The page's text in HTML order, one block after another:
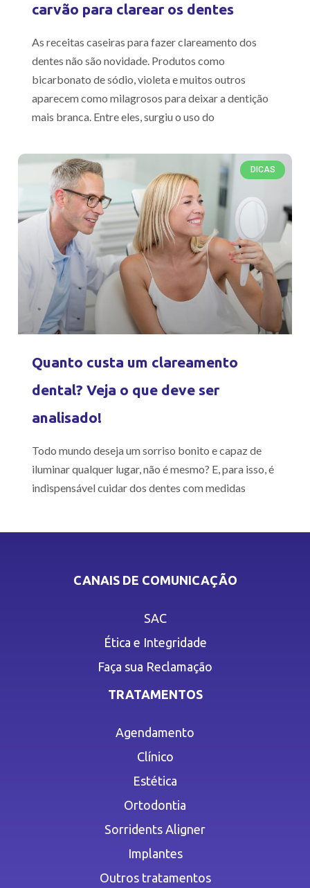
carvão para clarear os dentes
As receitas caseiras para fazer clareamento dos
dentes não são novidade. Produtos como
bicarbonato de sódio, violeta e muitos outros
aparecem como milagrosos para deixar a dentição
mais branca. Entre eles, surgiu o uso do
DICAS
Quanto custa um clareamento
dental? Veja o que deve ser
analisado!
Todo mundo deseja um sorriso bonito e capaz de
iluminar qualquer lugar, não é mesmo? E, para isso, é
indispensável cuidar dos dentes com medidas
CANAIS DE COMUNICAÇÃO
SAC
Ética e Integridade
Faça sua Reclamação
TRATAMENTOS
Agendamento
Clínico
Estética
Ortodontia
Sorridents Aligner
Implantes
Outros tratamentos